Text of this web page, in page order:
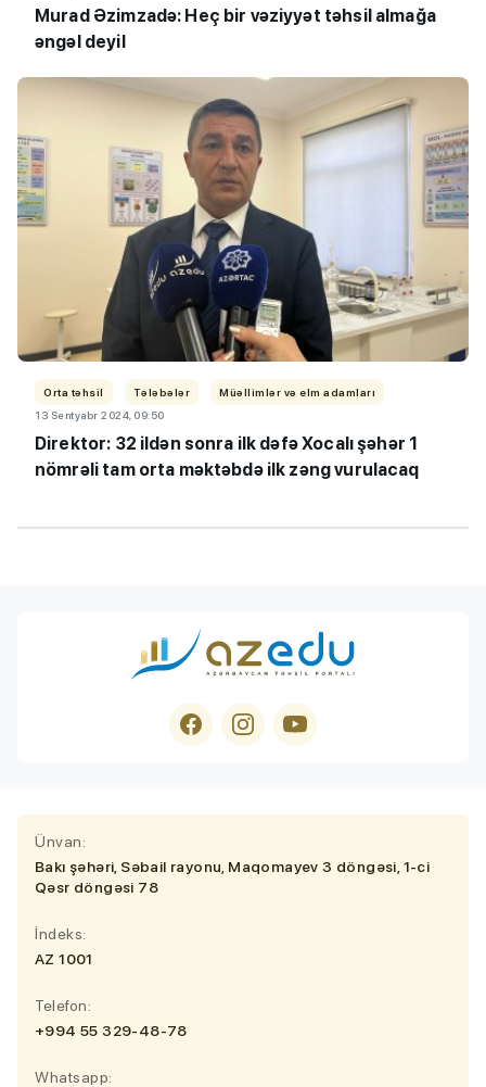
Murad Əzimzadə: Heç bir vəziyyət təhsil almağa
əngəl deyil
Orta təhsil Tələbələr
Müəllimlər və elm adamları
13 Sentyabr 2024, 09:50
Direktor: 32 ildən sonra ilk dəfə Xocalı şəhər 1
nömrəli tam orta məktəbdə ilk zəng vurulacaq
Ünvan:
Bakı şəhəri, Səbail rayonu, Maqomayev 3 döngəsi, 1-ci
Qəsr döngəsi 78
İndeks:
AZ 1001
Telefon:
+994 55 329-48-78
Whatsapp: